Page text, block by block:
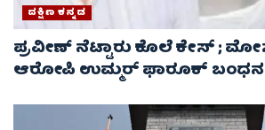
ದಕ್ಷಿಣ ಕನ್ನಡ
ಪ್ರವೀಣ್ ನೆಟ್ಟಾರು ಕೊಲೆ ಕೇಸ್ ​;
ಆರೋಪಿ ಉಮ್ಮರ್ ಫಾರೂಕ್ ಬಂಧನ